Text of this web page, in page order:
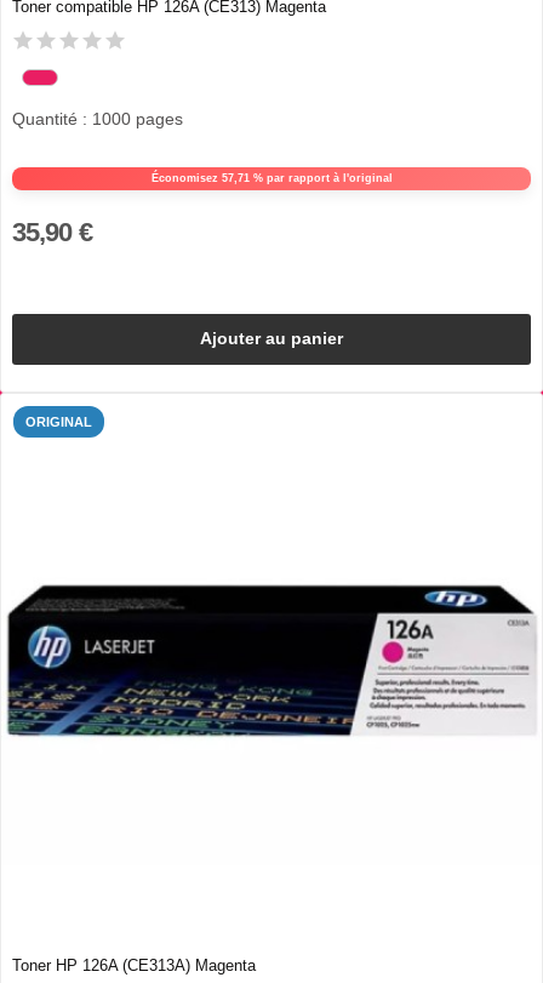
Toner compatible HP 126A (CE313) Magenta
Économisez 57,71 % par rapport à l'original
Quantité : 1000 pages
35,90 €
Ajouter au panier
ORIGINAL
Toner HP 126A (CE313A) Magenta